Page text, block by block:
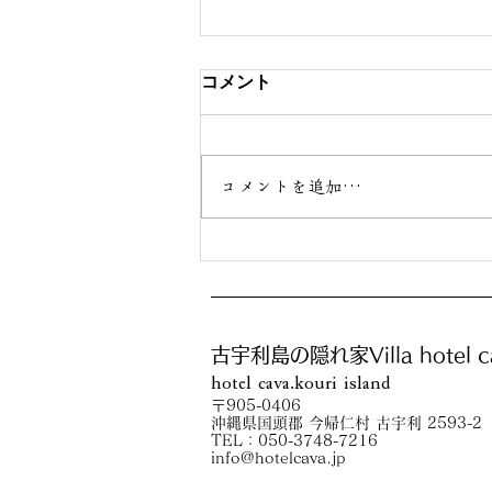
「ふく」が楽天トラベル看板
コメント
コメントを追加…
古宇利島の隠れ家Villa hotel
hotel cava.kouri island
〒905-0406
沖縄県国頭郡 今帰仁村 古宇利 2593-2
TEL：050-3748-7216
info@hotelcava.jp